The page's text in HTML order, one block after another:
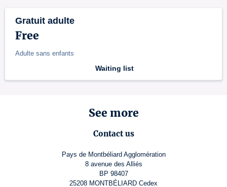
Gratuit adulte
Free
Adulte sans enfants
Waiting list
See more
Contact us
Pays de Montbéliard Agglomération
8 avenue des Alliés
BP 98407
25208 MONTBÉLIARD Cedex